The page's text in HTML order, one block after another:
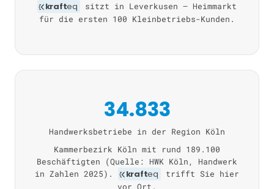
krafteq
sitzt in Leverkusen — Heimmarkt
für die ersten 100 Kleinbetriebs-Kunden.
34.833
Handwerksbetriebe in der Region Köln
Kammerbezirk Köln mit rund 189.100
Beschäftigten (Quelle: HWK Köln, Handwerk
in Zahlen 2025).
krafteq
trifft Sie hier
vor Ort.